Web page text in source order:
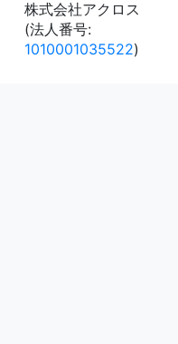
株式会社アクロス
(法人番号:
1010001035522)